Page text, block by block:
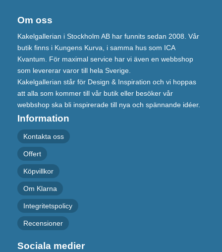
Om oss
Kakelgallerian i Stockholm AB har funnits sedan 2008. Vår
butik finns i Kungens Kurva, i samma hus som ICA
Kvantum. För maximal service har vi även en webbshop
som levererar varor till hela Sverige.
Kakelgallerian står för Design & Inspiration och vi hoppas
att alla som kommer till vår butik eller besöker vår
webbshop ska bli inspirerade till nya och spännande idéer.
Information
Kontakta oss
Offert
Köpvillkor
Om Klarna
Integritetspolicy
Recensioner
Sociala medier